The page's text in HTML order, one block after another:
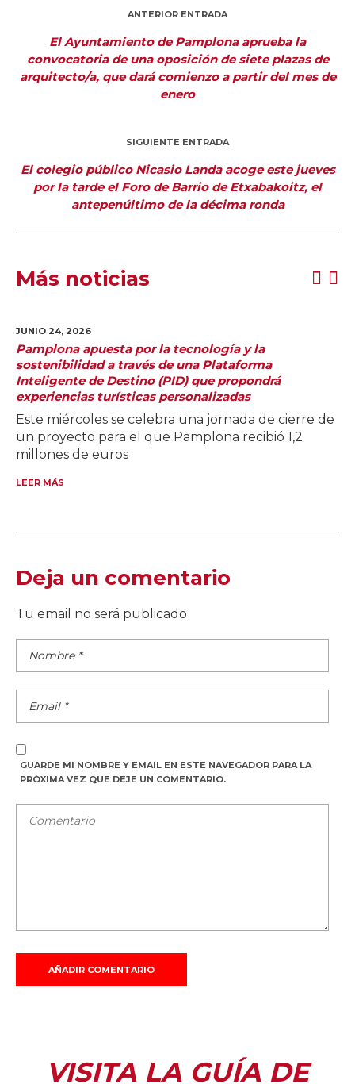
ANTERIOR ENTRADA
El Ayuntamiento de Pamplona aprueba la
convocatoria de una oposición de siete plazas de
arquitecto/a, que dará comienzo a partir del mes de
enero
SIGUIENTE ENTRADA
El colegio público Nicasio Landa acoge este jueves
por la tarde el Foro de Barrio de Etxabakoitz, el
antepenúltimo de la décima ronda
Más noticias
JUNIO 24, 2026
Pamplona apuesta por la tecnología y la
sostenibilidad a través de una Plataforma
Inteligente de Destino (PID) que propondrá
experiencias turísticas personalizadas
Este miércoles se celebra una jornada de cierre de
un proyecto para el que Pamplona recibió 1,2
millones de euros
LEER MÁS
Deja un comentario
Tu email no será publicado
GUARDE MI NOMBRE Y EMAIL EN ESTE NAVEGADOR PARA LA
PRÓXIMA VEZ QUE DEJE UN COMENTARIO.
VISITA LA GUÍA DE